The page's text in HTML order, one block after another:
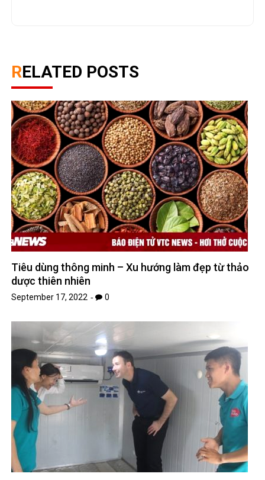
RELATED POSTS
Tiêu dùng thông minh – Xu hướng làm đẹp từ thảo
dược thiên nhiên
September 17, 2022 0